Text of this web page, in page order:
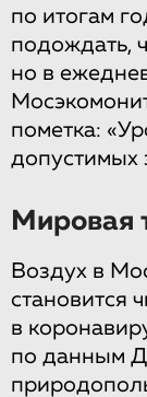
по итогам
подождать,
но в
пометка:
допустимых
Мировая
Воздух в
становится
в
по данным